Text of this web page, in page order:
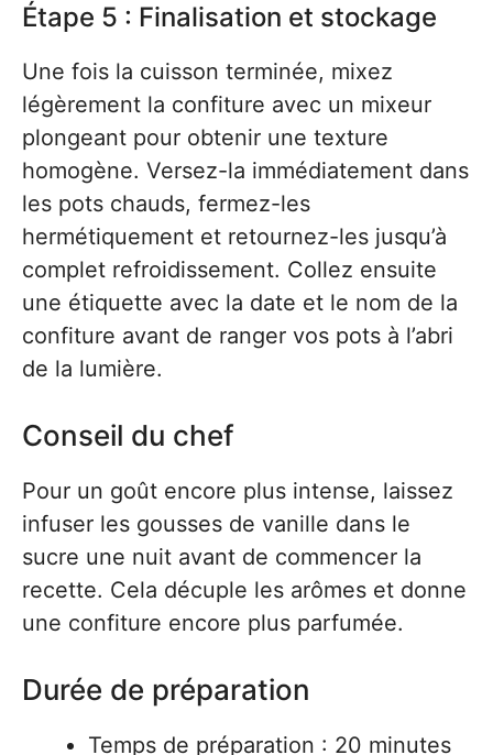
Étape 5 : Finalisation et stockage
Une fois la cuisson terminée, mixez
légèrement la confiture avec un mixeur
plongeant pour obtenir une texture
homogène. Versez-la immédiatement dans
les pots chauds, fermez-les
hermétiquement et retournez-les jusqu’à
complet refroidissement. Collez ensuite
une étiquette avec la date et le nom de la
confiture avant de ranger vos pots à l’abri
de la lumière.
Conseil du chef
Pour un goût encore plus intense, laissez
infuser les gousses de vanille dans le
sucre une nuit avant de commencer la
recette. Cela décuple les arômes et donne
une confiture encore plus parfumée.
Durée de préparation
Temps de préparation : 20 minutes